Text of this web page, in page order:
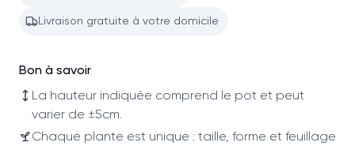
Livraison gratuite à votre domicile
Bon à savoir
La hauteur indiquée comprend le pot et peut
varier de ±5cm.
Chaque plante est unique : taille, forme et feuillage